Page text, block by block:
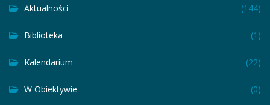
Aktualności (144)
Biblioteka (1)
Kalendarium (22)
W Obiektywie (0)